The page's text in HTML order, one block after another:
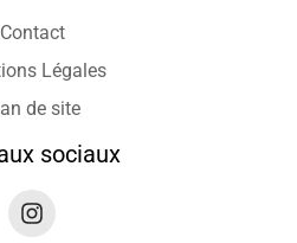
Contact
Légales
de site
sociaux